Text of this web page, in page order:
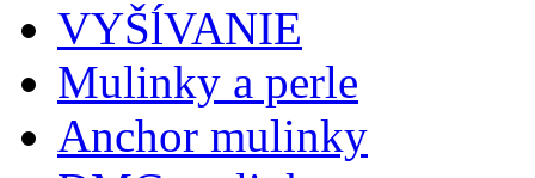
VYŠĺVANIE
Mulinky a perle
Anchor mulinky